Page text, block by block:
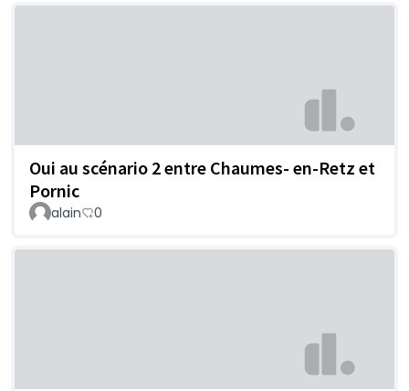
Oui au scénario 2 entre Chaumes- en-Retz et
Pornic
alain 0